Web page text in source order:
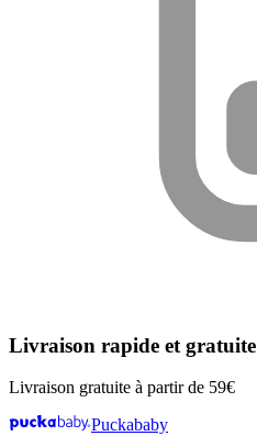
Livraison rapide et gratuite
Livraison gratuite à partir de 59€
Puckababy